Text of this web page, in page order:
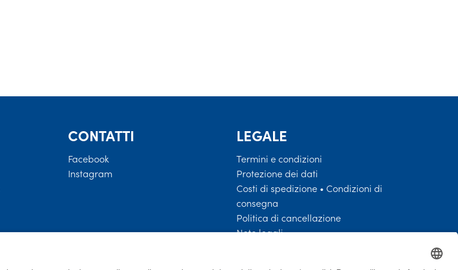
CONTATTI
Facebook
Instagram
LEGALE
Termini e condizioni
Protezione dei dati
Costi di spedizione • Condizioni di
consegna
Politica di cancellazione
Note legali